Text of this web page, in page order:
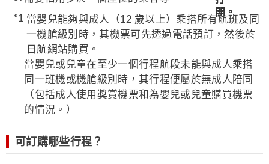
當嬰兒能夠與成人（12 歲以上）乘搭所有航班及同
一機艙級別時，其機票可先透過電話預訂，然後於
日航網站購買。
當嬰兒或兒童在至少一個行程航段未能與成人乘搭
同一班機或機艙級別時，其行程便屬於無成人陪同
（包括成人使用獎賞機票和為嬰兒或兒童購買機票
的情況。）
可訂購哪些行程？